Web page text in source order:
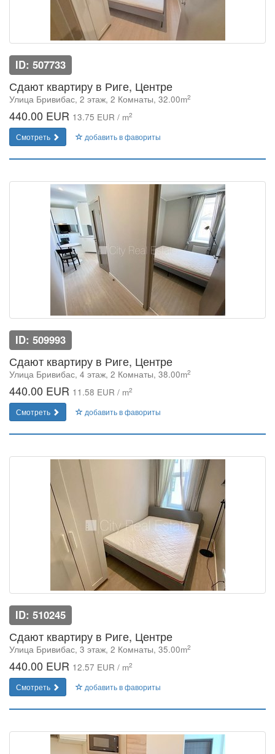
ID: 507733
Сдают квартиру в Риге, Центре
Улица Бривибас, 2 этаж, 2 Комнаты, 32.00m2
440.00 EUR 13.75 EUR / m2
Смотреть добавить в фавориты
ID: 509993
Сдают квартиру в Риге, Центре
Улица Бривибас, 4 этаж, 2 Комнаты, 38.00m2
440.00 EUR 11.58 EUR / m2
Смотреть добавить в фавориты
ID: 510245
Сдают квартиру в Риге, Центре
Улица Бривибас, 3 этаж, 2 Комнаты, 35.00m2
440.00 EUR 12.57 EUR / m2
Смотреть добавить в фавориты